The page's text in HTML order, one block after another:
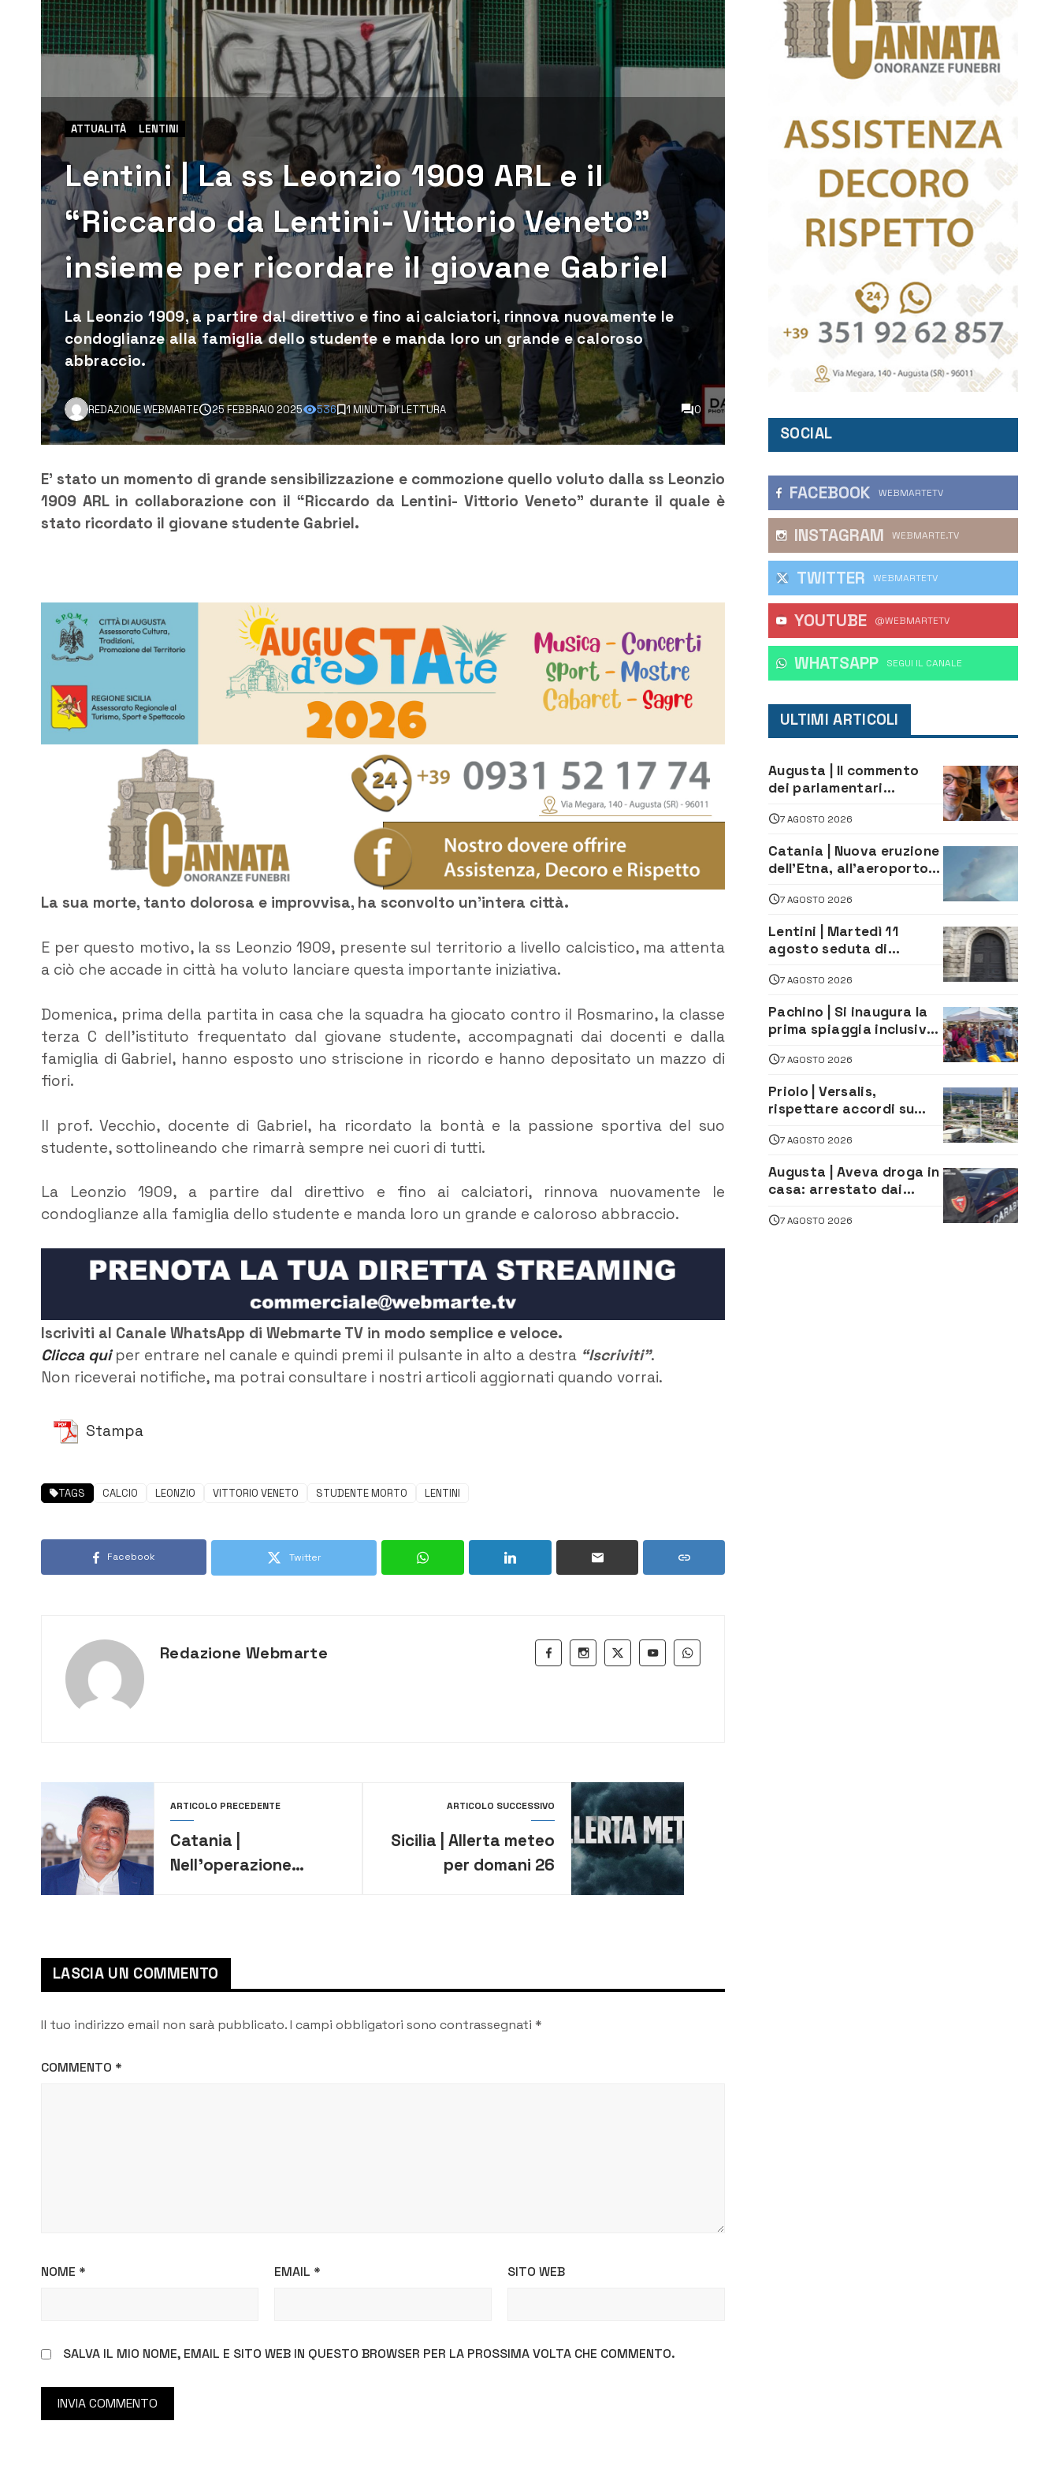
ATTUALITÀ LENTINI
Lentini | La ss Leonzio 1909 ARL e il
“Riccardo da Lentini- Vittorio Veneto”
insieme per ricordare il giovane Gabriel
La Leonzio 1909, a partire dal direttivo e fino ai calciatori, rinnova nuovamente le
condoglianze alla famiglia dello studente e manda loro un grande e caloroso
abbraccio.
REDAZIONE WEBMARTE 25 FEBBRAIO 2025 536 1 MINUTI DI LETTURA 0
E’ stato un momento di grande sensibilizzazione e commozione quello voluto dalla ss Leonzio
1909 ARL in collaborazione con il “Riccardo da Lentini- Vittorio Veneto” durante il quale è
stato ricordato il giovane studente Gabriel.
La sua morte, tanto dolorosa e improvvisa, ha sconvolto un’intera città.
E per questo motivo, la ss Leonzio 1909, presente sul territorio a livello calcistico, ma attenta
a ciò che accade in città ha voluto lanciare questa importante iniziativa.
Domenica, prima della partita in casa che la squadra ha giocato contro il Rosmarino, la classe
terza C dell’istituto frequentato dal giovane studente, accompagnati dai docenti e dalla
famiglia di Gabriel, hanno esposto uno striscione in ricordo e hanno depositato un mazzo di
fiori.
Il prof. Vecchio, docente di Gabriel, ha ricordato la bontà e la passione sportiva del suo
studente, sottolineando che rimarrà sempre nei cuori di tutti.
La Leonzio 1909, a partire dal direttivo e fino ai calciatori, rinnova nuovamente le
condoglianze alla famiglia dello studente e manda loro un grande e caloroso abbraccio.
Iscriviti al Canale WhatsApp di Webmarte TV in modo semplice e veloce.
Clicca quiper entrare nel canale e quindi premi il pulsante in alto a destra “Iscriviti”.
Non riceverai notifiche, ma potrai consultare i nostri articoli aggiornati quando vorrai.
Stampa
TAGS CALCIO LEONZIO VITTORIO VENETO STUDENTE MORTO LENTINI
Facebook Twitter
Redazione Webmarte
ARTICOLO PRECEDENTE
Catania |
Nell’operazione
Ramacca e un
consigliere di
ARTICOLO SUCCESSIVO
Sicilia | Allerta meteo
per domani 26
LASCIA UN COMMENTO
Il tuo indirizzo email non sarà pubblicato.I campi obbligatori sono contrassegnati *
COMMENTO *
NOME * EMAIL * SITO WEB
SALVA IL MIO NOME, EMAIL E SITO WEB IN QUESTO BROWSER PER LA PROSSIMA VOLTA CHE COMMENTO.
SOCIAL
FACEBOOK WEBMARTETV
INSTAGRAM WEBMARTE.TV
TWITTER WEBMARTETV
YOUTUBE @WEBMARTETV
WHATSAPP ‎SEGUI IL CANALE
ULTIMI ARTICOLI
Augusta | Il commento
dei parlamentari
firma del contatto per il
depuratore
7 AGOSTO 2026
Catania | Nuova eruzione
dell’Etna, all’aeroporto
dirottati
7 AGOSTO 2026
Lentini | Martedì 11
agosto seduta di
7 AGOSTO 2026
Pachino | Si inaugura la
prima spiaggia inclusiva
assistenza e prevenzione
aperte a tutti
7 AGOSTO 2026
Priolo | Versalis,
rispettare accordi su
lavoro. Il sindaco scrive
alla società
7 AGOSTO 2026
Augusta | Aveva droga in
casa: arrestato dai
7 AGOSTO 2026